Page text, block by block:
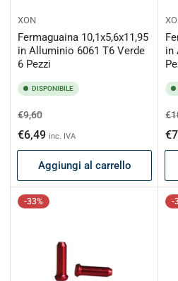
XON
Fermaguaina 10,1x5,6x11,95
in Alluminio 6061 T6 Verde
6 Pezzi
DISPONIBILE
Prezzo
di
listino
€9,60Prezzo
scontato
€6,49 inc. IVA
Aggiungi al carrello
in
di
-33% -